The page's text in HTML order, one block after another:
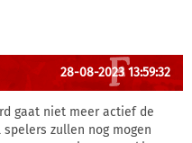
28-08-2023 13:59:32
gaat niet meer actief de
zullen nog mogen